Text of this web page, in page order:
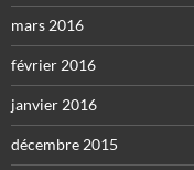
mars 2016
février 2016
janvier 2016
décembre 2015